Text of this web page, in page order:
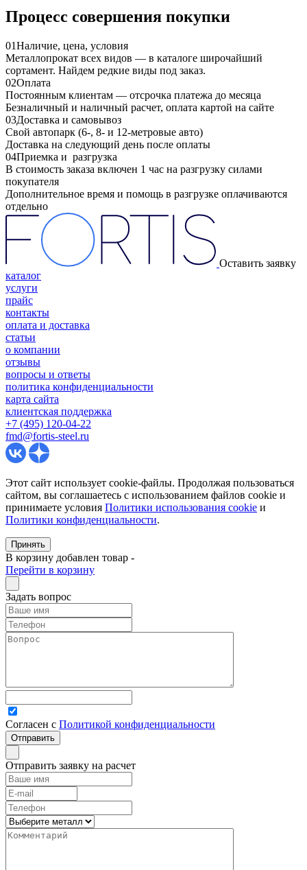
Процесс совершения покупки
01Наличие, цена, условия
Металлопрокат всех видов — в каталоге широчайший
сортамент. Найдем редкие виды под заказ.
02Оплата
Постоянным клиентам — отсрочка платежа до месяца
Безналичный и наличный расчет, оплата картой на сайте
03Доставка и самовывоз
Свой автопарк (6-, 8- и 12-метровые авто)
Доставка на следующий день после оплаты
04Приемка и разгрузка
В стоимость заказа включен 1 час на разгрузку силами
покупателя
Дополнительное время и помощь в разгрузке оплачиваются
отдельно
Оставить заявку
каталог
услуги
прайс
контакты
оплата и доставка
статьи
о компании
отзывы
вопросы и ответы
политика конфиденциальности
карта сайта
клиентская поддержка
+7 (495) 120-04-22
fmd@fortis-steel.ru
Этот сайт использует cookie-файлы. Продолжая пользоваться
сайтом, вы соглашаетесь с использованием файлов cookie и
принимаете условия Политики использования cookie и
Политики конфиденциальности.
Принять
В корзину добавлен товар -
Перейти в корзину
Задать вопрос
Согласен с Политикой конфиденциальности
Отправить заявку на расчет